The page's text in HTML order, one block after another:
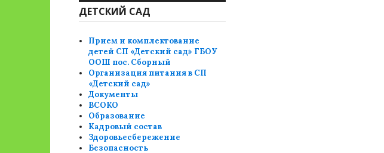
ДЕТСКИЙ САД
Прием и комплектование
детей СП «Детский сад» ГБОУ
ООШ пос. Сборный
Организация питания в СП
«Детский сад»
Документы
ВСОКО
Образование
Кадровый состав
Здоровьесбережение
Безопасность